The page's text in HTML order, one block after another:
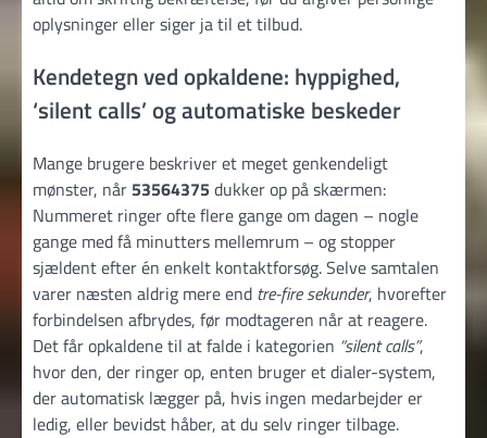
oplysninger eller siger ja til et tilbud.
Kendetegn ved opkaldene: hyppighed,
‘silent calls’ og automatiske beskeder
Mange brugere beskriver et meget genkendeligt
mønster, når 53564375 dukker op på skærmen:
Nummeret ringer ofte flere gange om dagen – nogle
gange med få minutters mellemrum – og stopper
sjældent efter én enkelt kontakt­forsøg. Selve samtalen
varer næsten aldrig mere end tre-fire sekunder, hvorefter
forbindelsen afbrydes, før modtageren når at reagere.
Det får opkaldene til at falde i kategorien “silent calls”,
hvor den, der ringer op, enten bruger et dialer-system,
der automatisk lægger på, hvis ingen medarbejder er
ledig, eller bevidst håber, at du selv ringer tilbage.